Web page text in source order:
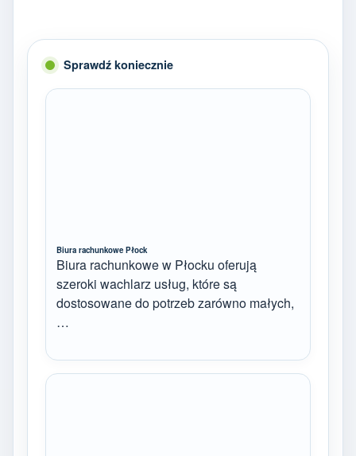
Sprawdź koniecznie
Biura rachunkowe Płock
Biura rachunkowe w Płocku oferują
szeroki wachlarz usług, które są
dostosowane do potrzeb zarówno małych,
…